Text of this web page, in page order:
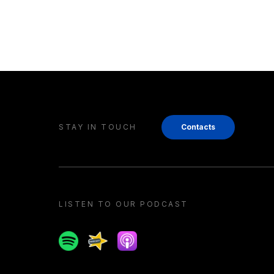
STAY IN TOUCH Contacts
LISTEN TO OUR PODCAST
SpotifySpreakerApple podcast